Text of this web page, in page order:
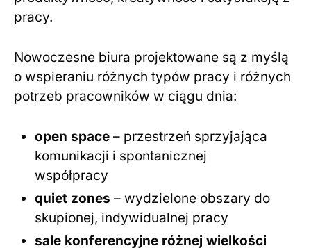
pracy.
Nowoczesne biura projektowane są z myślą
o wspieraniu różnych typów pracy i różnych
potrzeb pracowników w ciągu dnia:
open space – przestrzeń sprzyjająca
komunikacji i spontanicznej
współpracy
quiet zones – wydzielone obszary do
skupionej, indywidualnej pracy
sale konferencyjne różnej wielkości